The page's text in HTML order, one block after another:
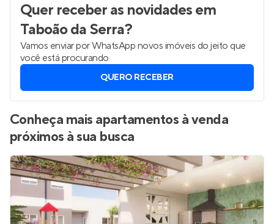
Quer receber as novidadesem
Taboão da Serra?
Vamos enviar por WhatsApp novos imóveis do jeito que
você está procurando.
QUERO RECEBER
Conheça mais apartamentos à venda
próximos à sua busca